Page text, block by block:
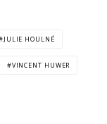
JULIE HOULNÉ
VINCENT HUWER